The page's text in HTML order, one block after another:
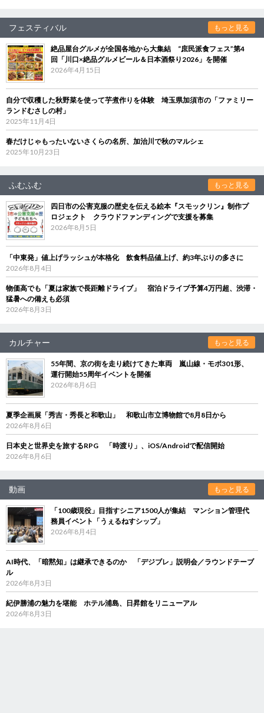
フェスティバル もっと見る
絶品屋台グルメが全国各地から大集結 “庶民派食フェス”第4
回「川口×絶品グルメビール＆日本酒祭り2026」を開催
2026年4月15日
自分で収穫した秋野菜を使って芋煮作りを体験 埼玉県加須市の「ファミリー
ランドむさしの村」
2025年11月4日
春だけじゃもったいないさくらの名所、加治川で秋のマルシェ
2025年10月23日
ふむふむ もっと見る
四日市の公害克服の歴史を伝える絵本『スモックリン』制作プ
ロジェクト クラウドファンディングで支援を募集
2026年8月5日
「中東発」値上げラッシュが本格化 飲食料品値上げ、約3年ぶりの多さに
2026年8月4日
物価高でも「夏は家族で長距離ドライブ」 宿泊ドライブ予算4万円超、渋滞・
猛暑への備えも必須
2026年8月3日
カルチャー もっと見る
55年間、京の街を走り続けてきた車両 嵐山線・モボ301形、
運行開始55周年イベントを開催
2026年8月6日
夏季企画展「秀吉・秀長と和歌山」 和歌山市立博物館で8月8日から
2026年8月6日
日本史と世界史を旅するRPG 「時渡り」、iOS/Androidで配信開始
2026年8月6日
動画 もっと見る
「100歳現役」目指すシニア1500人が集結 マンション管理代
務員イベント「うぇるねすシップ」
2026年8月4日
AI時代、「暗黙知」は継承できるのか 「デジブレ」説明会／ラウンドテーブ
ル
2026年8月3日
紀伊勝浦の魅力を堪能 ホテル浦島、日昇館をリニューアル
2026年8月3日